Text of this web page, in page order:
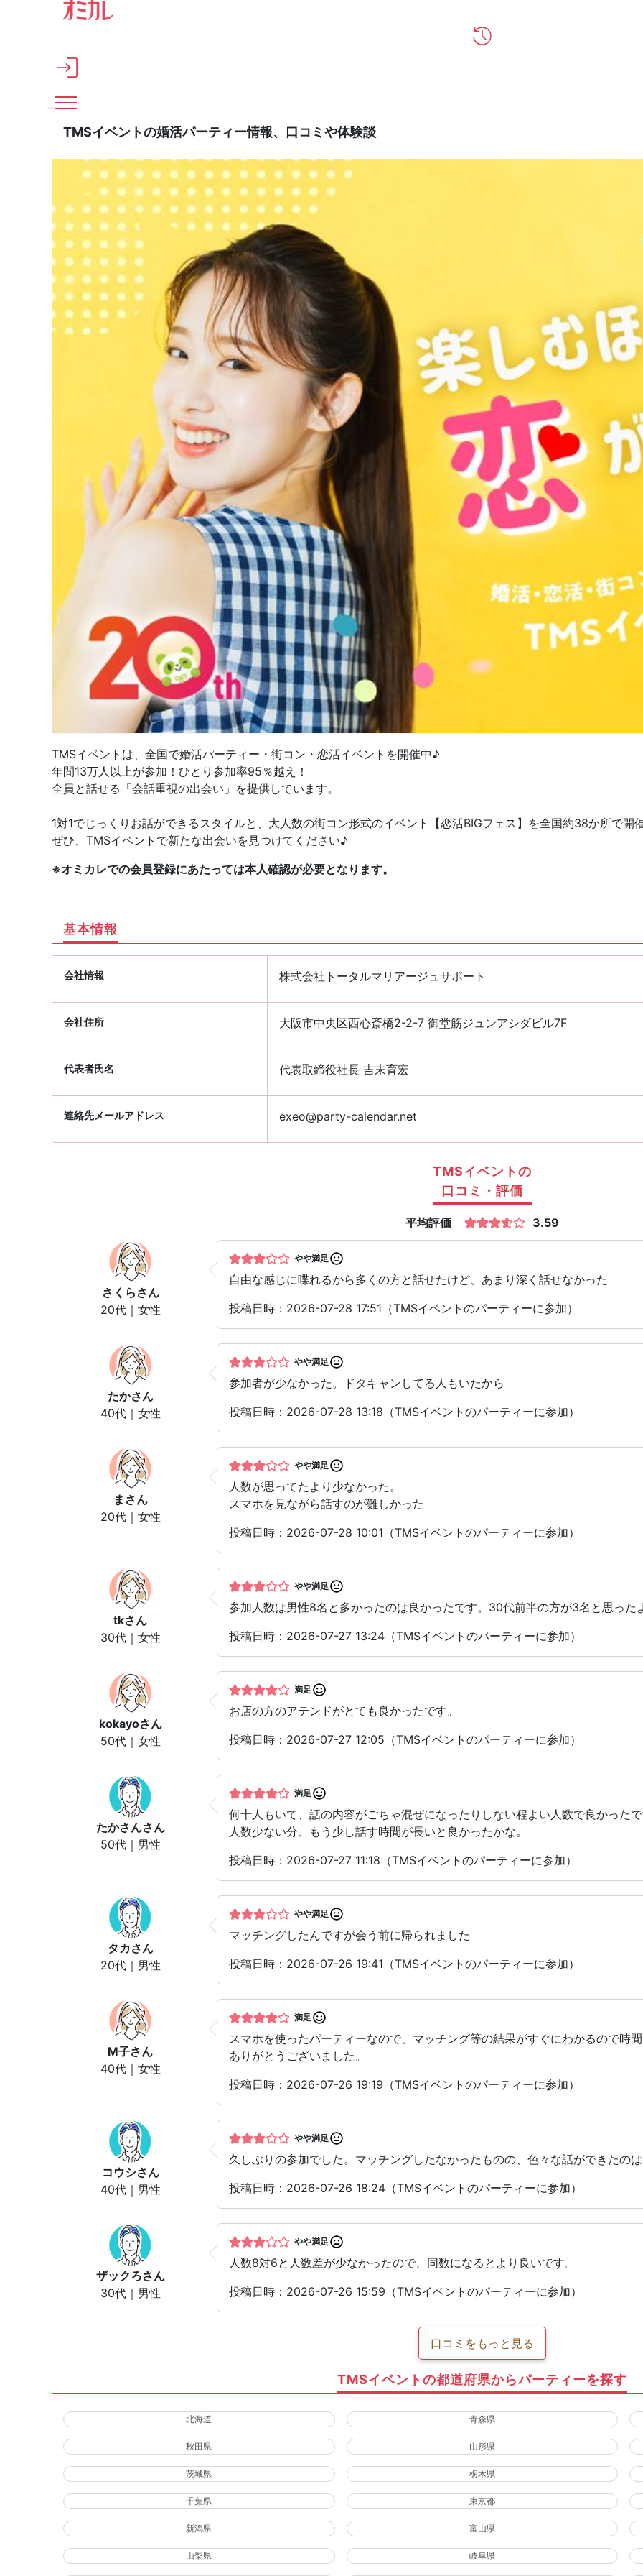
メインコンテンツへスキップ
TMSイベントの婚活パーティー情報、口コミや体験談
TMSイベントは、全国で婚活パーティー・街コン・恋活イベントを開催中♪
年間13万人以上が参加！ひとり参加率95％越え！
全員と話せる「会話重視の出会い」を提供しています。
1対1でじっくりお話ができるスタイルと、大人数の街コン形式のイベント【恋活BIGフェス】を全国約38か所で開
ぜひ、TMSイベントで新たな出会いを見つけてください♪
※オミカレでの会員登録にあたっては本人確認が必要となります。
基本情報
会社情報 株式会社トータルマリアージュサポート
会社住所 大阪市中央区西心斎橋2-2-7 御堂筋ジュンアシダビル7F
代表者氏名 代表取締役社長 吉末育宏
連絡先メールアドレス exeo@party-calendar.net
TMSイベントの
口コミ・評価
平均評価 3.59
さくら さん
20代｜女性
やや満足
自由な感じに喋れるから多くの方と話せたけど、あまり深く話せなかった
投稿日時：2026-07-28 17:51（TMSイベントのパーティーに参加）
たかさん
40代｜女性
やや満足
参加者が少なかった。ドタキャンしてる人もいたから
投稿日時：2026-07-28 13:18（TMSイベントのパーティーに参加）
ま さん
20代｜女性
やや満足
人数が思ってたより少なかった。
スマホを見ながら話すのが難しかった
投稿日時：2026-07-28 10:01（TMSイベントのパーティーに参加）
tkさん
30代｜女性
やや満足
参加人数は男性8名と多かったのは良かったです。30代前半の方が3名と思った
投稿日時：2026-07-27 13:24（TMSイベントのパーティーに参加）
kokayoさん
50代｜女性
満足
お店の方のアテンドがとても良かったです。
投稿日時：2026-07-27 12:05（TMSイベントのパーティーに参加）
たかさんさん
50代｜男性
満足
何十人もいて、話の内容がごちゃ混ぜになったりしない程よい人数で良かった
人数少ない分、もう少し話す時間が長いと良かったかな。
投稿日時：2026-07-27 11:18（TMSイベントのパーティーに参加）
タカ さん
20代｜男性
やや満足
マッチングしたんですが会う前に帰られました
投稿日時：2026-07-26 19:41（TMSイベントのパーティーに参加）
M子さん
40代｜女性
満足
スマホを使ったパーティーなので、マッチング等の結果がすぐにわかるので
ありがとうございました。
投稿日時：2026-07-26 19:19（TMSイベントのパーティーに参加）
コウシさん
40代｜男性
やや満足
久しぶりの参加でした。マッチングしたなかったものの、色々な話ができたの
投稿日時：2026-07-26 18:24（TMSイベントのパーティーに参加）
ザックろさん
30代｜男性
やや満足
人数8対6と人数差が少なかったので、同数になるとより良いです。
投稿日時：2026-07-26 15:59（TMSイベントのパーティーに参加）
口コミをもっと見る
TMSイベントの都道府県からパーティーを探す
北海道 青森県
秋田県 山形県
茨城県 栃木県
千葉県 東京都
新潟県 富山県
山梨県 岐阜県